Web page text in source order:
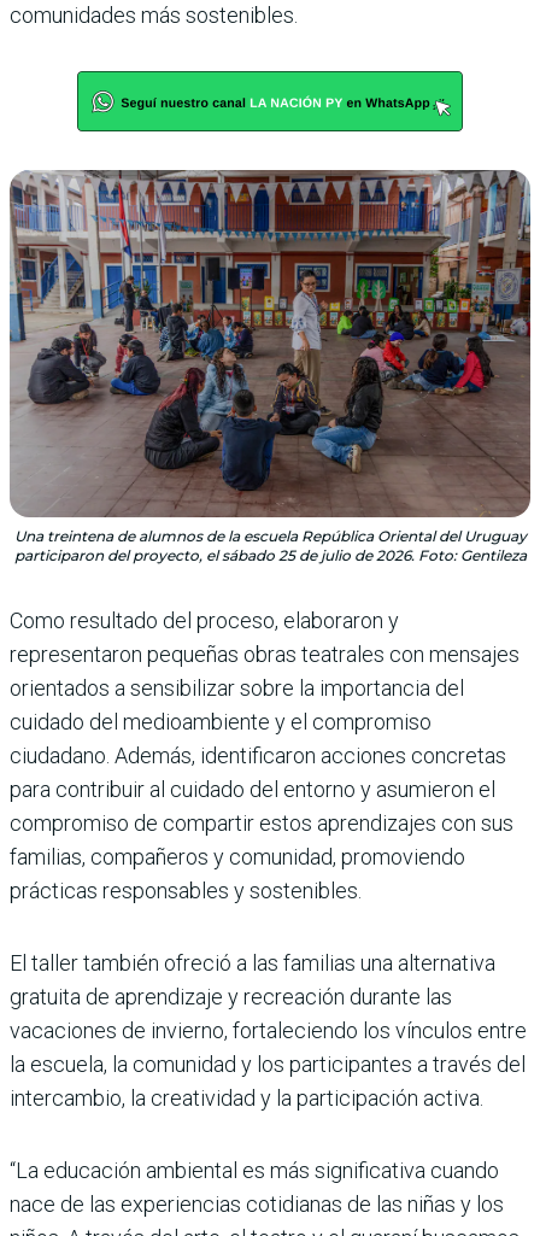
comunidades más sostenibles.
Una treintena de alumnos de la escuela República Oriental del Uruguay
participaron del proyecto, el sábado 25 de julio de 2026. Foto: Gentileza
Como resultado del proceso, elaboraron y
representaron pequeñas obras teatrales con mensajes
orientados a sensibilizar sobre la importancia del
cuidado del medioambiente y el compromiso
ciudadano. Además, identificaron acciones concretas
para contribuir al cuidado del entorno y asumieron el
compromiso de compartir estos aprendizajes con sus
familias, compañeros y comunidad, promoviendo
prácticas responsables y sostenibles.
El taller también ofreció a las familias una alternativa
gratuita de aprendizaje y recreación durante las
vacaciones de invierno, fortaleciendo los vínculos entre
la escuela, la comunidad y los participantes a través del
intercambio, la creatividad y la participación activa.
“La educación ambiental es más significativa cuando
nace de las experiencias cotidianas de las niñas y los